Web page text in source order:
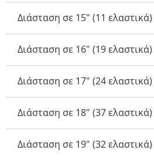
Διάσταση σε 15" (11 ελαστικά)
Διάσταση σε 16" (19 ελαστικά)
Διάσταση σε 17" (24 ελαστικά)
Διάσταση σε 18" (37 ελαστικά)
Διάσταση σε 19" (32 ελαστικά)